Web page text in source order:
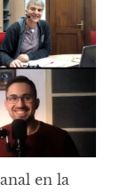
en la